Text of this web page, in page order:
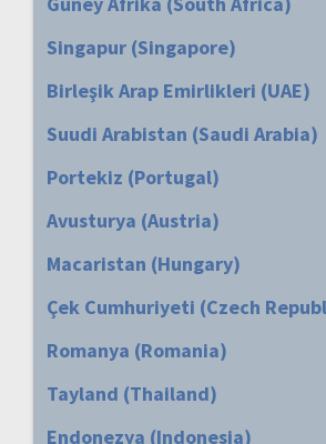
Singapur (Singapore)
Birleşik Arap Emirlikleri (UAE)
Suudi Arabistan (Saudi Arabia)
Portekiz (Portugal)
Avusturya (Austria)
Macaristan (Hungary)
Çek Cumhuriyeti (Czech
Romanya (Romania)
Tayland (Thailand)
Endonezya (Indonesia)